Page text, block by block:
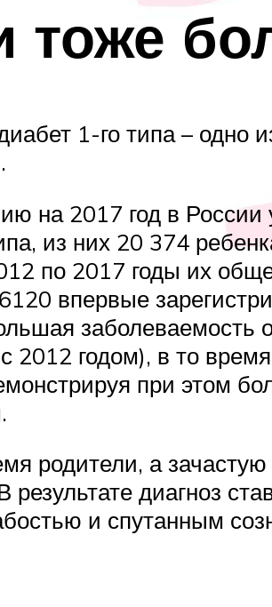
тоже
1-го типа – одно
на 2017 год в
из них 20 374
по 2017 годы их
впервые
заболеваемость
2012 годом), в то
при этом
родители, а
результате диагноз
и спутанным